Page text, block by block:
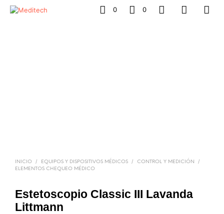
0 0
INICIO / EQUIPOS Y DISPOSITIVOS MÉDICOS / CONTROL Y MEDICIÓN /
ELEMENTOS CHEQUEO MÉDICO
Estetoscopio Classic III Lavanda
Littmann